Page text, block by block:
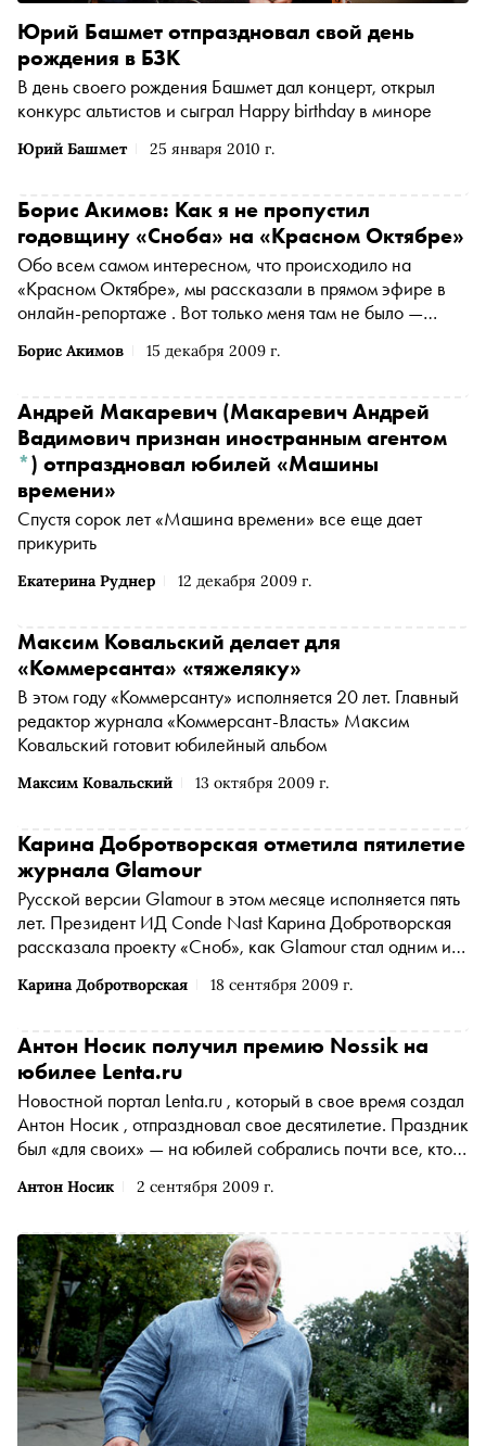
Юрий Башмет 25 января 2010 г.
Юрий Башмет отпраздновал свой день
рождения в БЗК
В день своего рождения Башмет дал концерт, открыл
конкурс альтистов и сыграл Happy birthday в миноре
Борис Акимов 15 декабря 2009 г.
Борис Акимов: Как я не пропустил
годовщину «Сноба» на «Красном Октябре»
Обо всем самом интересном, что происходило на
«Красном Октябре», мы рассказали в прямом эфире в
онлайн-репортаже . Вот только меня там не было —
Екатерина Руднер 12 декабря 2009 г.
Андрей Макаревич (Макаревич Андрей
Вадимович признан иностранным агентом
*) отпраздновал юбилей «Машины
времени»
Спустя сорок лет «Машина времени» все еще дает
прикурить
Максим Ковальский 13 октября 2009 г.
Максим Ковальский делает для
«Коммерсанта» «тяжеляку»
В этом году «Коммерсанту» исполняется 20 лет. Главный
редактор журнала «Коммерсант-Власть» Максим
Ковальский готовит юбилейный альбом
Карина Добротворская 18 сентября 2009 г.
Карина Добротворская отметила пятилетие
журнала Glamour
Русской версии Glamour в этом месяце исполняется пять
лет. Президент ИД Conde Nast Карина Добротворская
рассказала проекту «Сноб», как Glamour стал одним из
Антон Носик 2 сентября 2009 г.
Антон Носик получил премию Nossik на
юбилее Lenta.ru
Новостной портал Lenta.ru , который в свое время создал
Антон Носик , отпраздновал свое десятилетие. Праздник
был «для своих» — на юбилей собрались почти все, кто
первых редакторов и основателей. Поэтому атмосфера
любимой школе. Только в качестве выпускников
выступали известные журналисты